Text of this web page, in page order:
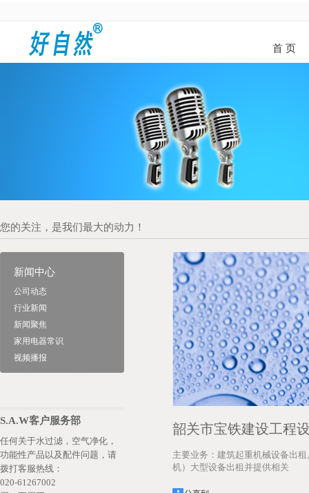
首 页
您的关注，是我们最大的动力！
新闻中心
公司动态
行业新闻
新闻聚焦
家用电器常识
视频播报
S.A.W客户服务部
任何关于水过滤，空气净化，
功能性产品以及配件问题，请
拨打客服热线：
020-61267002
韶关市宝铁建设工程
主要业务：建筑起重机械设备出
机）大型设备出租并提供相关